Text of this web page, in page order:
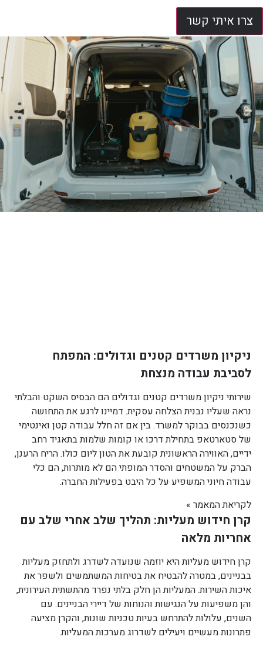
צרו איתי קשר
ניקיון משרדים קטנים וגדולים: המפתח
לסביבת עבודה מנצחת
שירותי ניקיון משרדים קטנים וגדולים הם הבסיס השקט והבלתי
נראה שעליו נבנית הצלחה עסקית. דמיינו לרגע את התחושה
כשנכנסים בבוקר למשרד. בין אם זה חלל עבודה קטן ואינטימי
של סטארטאפ בתחילת דרכו או קומות שלמות בתאגיד רחב
ידיים, האווירה הראשונית קובעת את הטון ליום כולו. הריח הרענן,
הברק על המשטחים והסדר המופתי הם לא מותרות, הם כלי
עבודה חיוני המשפיע על כל היבט בפעילות החברה.
לקריאת המאמר »
קרן חידוש מעליות: תהליך שלב אחרי שלב עם
אחריות מלאה
קרן חידוש מעליות היא יוזמה שנועדה לשדרג ולתחזק מעליות
בבניינים, במטרה להבטיח את בטיחות המשתמשים ולשפר את
איכות השירות. המעליות הן חלק בלתי נפרד מהתשתית העירונית,
והן משפיעות על הנגישות והנוחות של דיירי הבניינים. עם
השנים, עלולות להתרחש בעיות טכניות שונות, והקרן מציעה
פתרונות מעשיים ויעילים לשדרוג מערכות המעליות.